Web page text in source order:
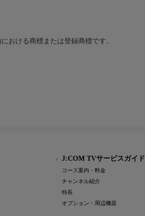
おける商標または登録商標です。
J:COM TVサービスガイド
コース案内・料金
チャンネル紹介
特長
オプション・周辺機器